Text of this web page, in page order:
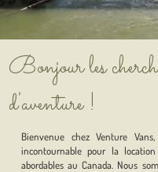
Bonjour les
d'aventure !
Bienvenue chez Venture
incontournable pour la
abordables au Canada. Nous